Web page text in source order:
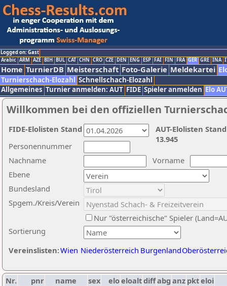
Logged on: Gast
Arabic ARM AZE BIH BUL CAT CHN CRO CZE DEN ENG ESP FAI FIN FRA GER GRE INA
Home TurnierDB Meisterschaft Foto-Galerie Meldekartei
Turnierschach-Elozahl Schnellschach-Elozahl
Allgemeines Turnier anmelden: AUT FIDE Spieler anmelden Elo
Willkommen bei den offiziellen
Nachname
Vorname
Ebene
Sortierung
Personennummer
Bundesland
Spgem./Kreis/Verein
Nur "österreichische" Spieler
Vereinslisten:Wien Niederösterreich Burgenland
AUT-Elolisten
13.945
FIDE-Elolisten Stand
Nr. pnr name sex eloeloaltdiffabg anz pkteloi